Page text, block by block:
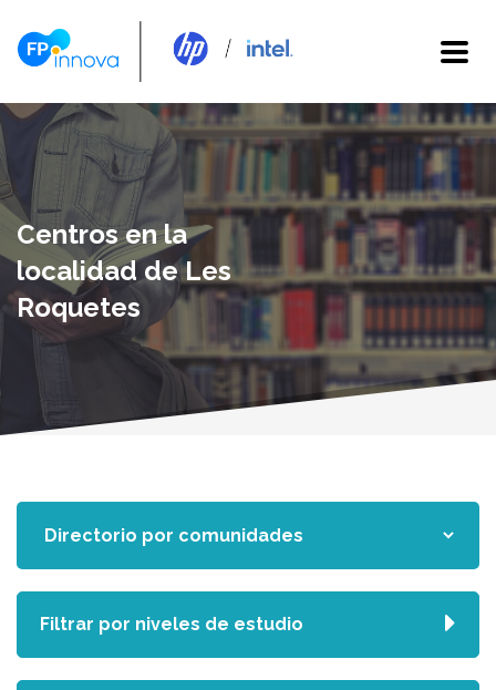
Centros en la
localidad de Les
Roquetes
Filtrar por niveles de estudio